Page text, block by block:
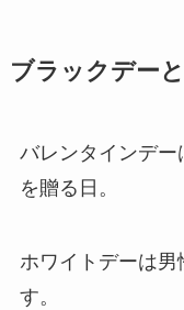
ブラックデー
バレンタインデー
を贈る日。
ホワイトデーは
す。